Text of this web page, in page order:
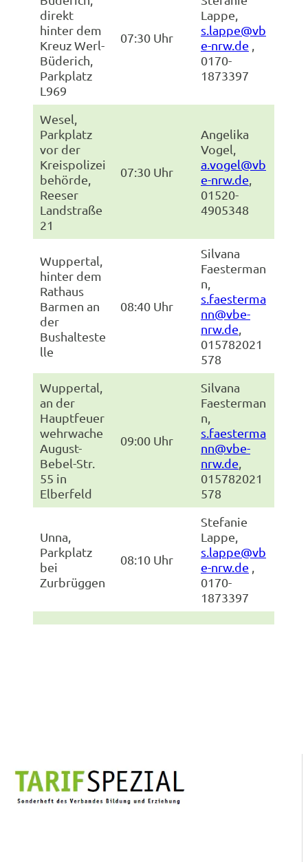
direkt
hinter dem
Kreuz Werl-
Büderich,
Parkplatz
L969
07:30 Uhr
Lappe,
s.lappe@vb
e-nrw.de
0170-
1873397
Wesel,
Parkplatz
vor der
Kreispolizei
behörde,
Reeser
Landstraße
21
07:30 Uhr
Angelika
Vogel,
a.vogel@vb
e-nrw.de
01520-
4905348
Wuppertal,
hinter dem
Rathaus
Barmen an
der
Bushalteste
lle
08:40 Uhr
Silvana
Faesterman
n,
s.faesterma
nn@vbe-
nrw.de
015782021
578
Wuppertal,
an der
Hauptfeuer
wehrwache
August-
Bebel-Str.
55 in
Elberfeld
09:00 Uhr
Silvana
Faesterman
n,
s.faesterma
nn@vbe-
nrw.de
015782021
578
Unna,
Parkplatz
bei
Zurbrüggen
08:10 Uhr
Stefanie
Lappe,
s.lappe@vb
e-nrw.de
0170-
1873397